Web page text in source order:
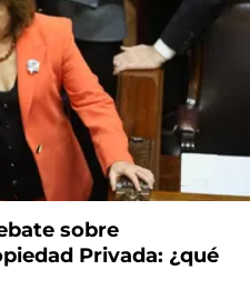
sobre
Privada: ¿qué